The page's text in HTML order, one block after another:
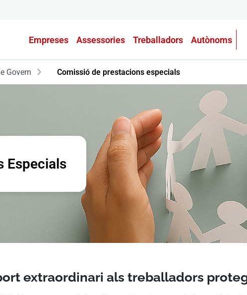
Empreses Assessories Treballadors Autònoms
Govern Comissió de prestacions especials
Especials
extraordinari als treballadors